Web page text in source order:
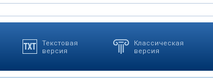
Текстовая
версия
Классическая
версия